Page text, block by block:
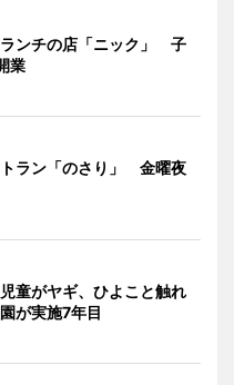
ランチの店「ニック」 子
業
ラン「のさり」 金曜夜
童がヤギ、ひよこと触れ
が実施7年目